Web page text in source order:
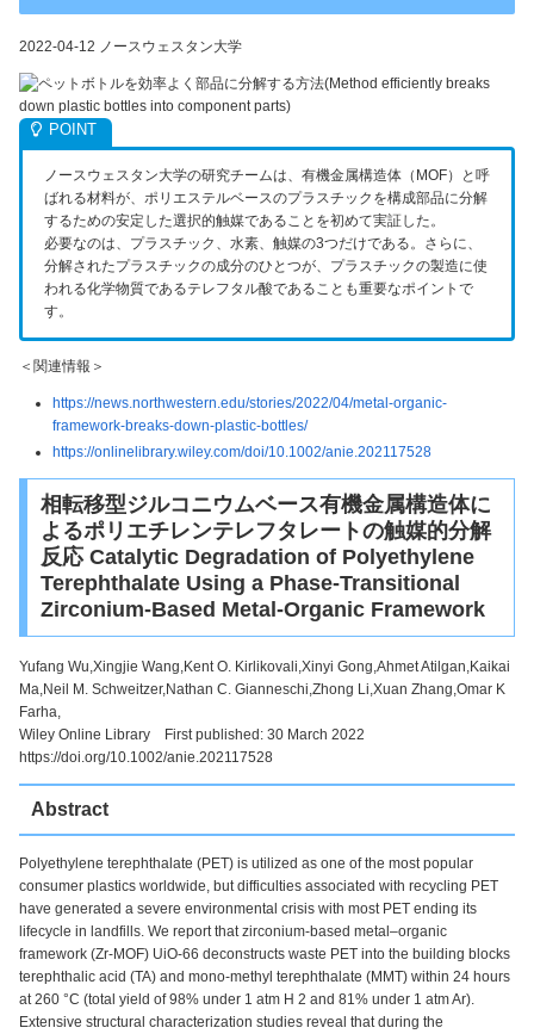
2022-04-12 ノースウェスタン大学
ノースウェスタン大学の研究チームは、有機金属構造体（MOF）と呼
ばれる材料が、ポリエステルベースのプラスチックを構成部品に分解
するための安定した選択的触媒であることを初めて実証した。
必要なのは、プラスチック、水素、触媒の3つだけである。さらに、
分解されたプラスチックの成分のひとつが、プラスチックの製造に使
われる化学物質であるテレフタル酸であることも重要なポイントで
す。
＜関連情報＞
https://news.northwestern.edu/stories/2022/04/metal-organic-
framework-breaks-down-plastic-bottles/
https://onlinelibrary.wiley.com/doi/10.1002/anie.202117528
相転移型ジルコニウムベース有機金属構造体に
よるポリエチレンテレフタレートの触媒的分解
反応 Catalytic Degradation of Polyethylene
Terephthalate Using a Phase-Transitional
Zirconium-Based Metal-Organic Framework
Yufang Wu,Xingjie Wang,Kent O. Kirlikovali,Xinyi Gong,Ahmet Atilgan,Kaikai
Ma,Neil M. Schweitzer,Nathan C. Gianneschi,Zhong Li,Xuan Zhang,Omar K
Farha,
Wiley Online Library First published: 30 March 2022
https://doi.org/10.1002/anie.202117528
Abstract
Polyethylene terephthalate (PET) is utilized as one of the most popular
consumer plastics worldwide, but difficulties associated with recycling PET
have generated a severe environmental crisis with most PET ending its
lifecycle in landfills. We report that zirconium-based metal–organic
framework (Zr-MOF) UiO-66 deconstructs waste PET into the building blocks
terephthalic acid (TA) and mono-methyl terephthalate (MMT) within 24 hours
at 260 °C (total yield of 98% under 1 atm H 2 and 81% under 1 atm Ar).
Extensive structural characterization studies reveal that during the